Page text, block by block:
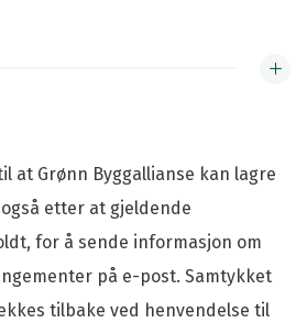
at Grønn Byggallianse kan lagre
etter at gjeldende
for å sende informasjon om
på e-post. Samtykket
tilbake ved henvendelse til